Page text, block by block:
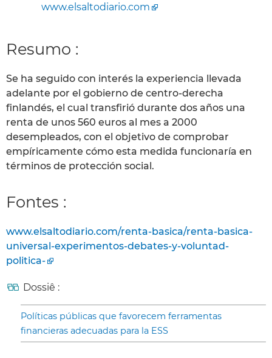
www.elsaltodiario.com
Resumo :
Se ha seguido con interés la experiencia llevada
adelante por el gobierno de centro-derecha
finlandés, el cual transfirió durante dos años una
renta de unos 560 euros al mes a 2000
desempleados, con el objetivo de comprobar
empíricamente cómo esta medida funcionaría en
términos de protección social.
Fontes :
www.elsaltodiario.com/renta-basica/renta-basica-
universal-experimentos-debates-y-voluntad-
politica-
Dossiê :
Políticas públicas que favorecem ferramentas
financieras adecuadas para la ESS